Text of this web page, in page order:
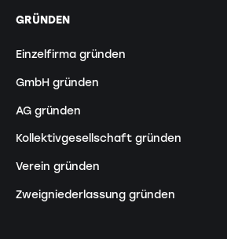
GRÜNDEN
Einzelfirma gründen
GmbH gründen
AG gründen
Kollektivgesellschaft gründen
Verein gründen
Zweigniederlassung gründen